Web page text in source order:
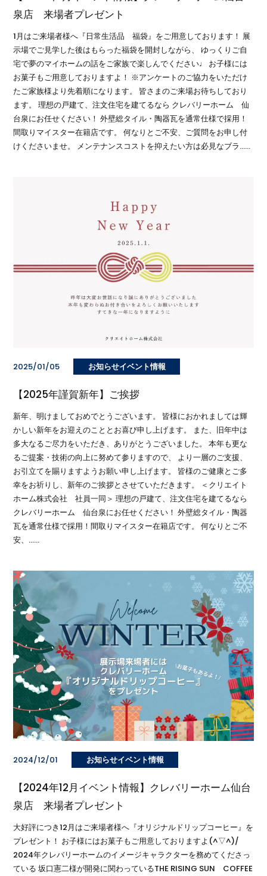
泉店 来場者プレゼント
1月はご来場者様へ『日常生活品 福袋』をご用意しております！ 展
示場でご見学した後はもらった福袋を開封しながら、 ゆっくりご自
宅で夢のマイホームの話をご家族で楽しんでください♩ お子様には
お菓子もご用意しておりますよ！ ※アンケートのご協力をいただけ
たご家族様より先着順になります。 皆さまのご来場お待ちしており
ます。 理想の戸建て、注文住宅を建てるなら クレバリーホーム 仙
台泉にお任せください！ 外壁総タイル・陶器瓦を通常仕様で採用！
間取りマイスター在籍店です。 何なりとご不安、ご質問をお申し付
けくださいませ。 メンテナンスコストを抑えたい方は必見なブラ……
2025/01/05 お知らせイベント情報
【2025年謹賀新年】ご挨拶
新年、明けましておめでとうございます。 皆様におかれましては輝
かしい新年をお迎えのこととお喜び申し上げます。 また、旧年中は
多大なるご尽力をいただき、ありがとうございました。 本年も更な
るご提案・技術の向上に努めて参りますので、 より一層のご支援、
お引立てを賜りますようお願い申し上げます。 皆様のご健康とご多
幸をお祈りし、新年のご挨拶とさせていただきます。 ＜クリエイト
ホーム株式会社 社員一同＞ 理想の戸建て、注文住宅を建てるなら
クレバリーホーム 仙台泉にお任せください！ 外壁総タイル・陶器
瓦を通常仕様で採用！間取りマイスター在籍店です。 何なりとご不
安、……
2024/12/01 お知らせイベント情報
【2024年12月イベント情報】クレバリーホーム仙台
泉店 来場者プレゼント
大好評につき12月はご来場者様へ『オリジナルドリップコーヒー』を
プレゼント！ お子様にはお菓子もご用意しておりますよ(^▽^)/
2024年クレバリーホームのイメージキャラクターを務めてくださっ
ている 坂口憲二様が開発に関わっているTHE RISING SUN COFFEE